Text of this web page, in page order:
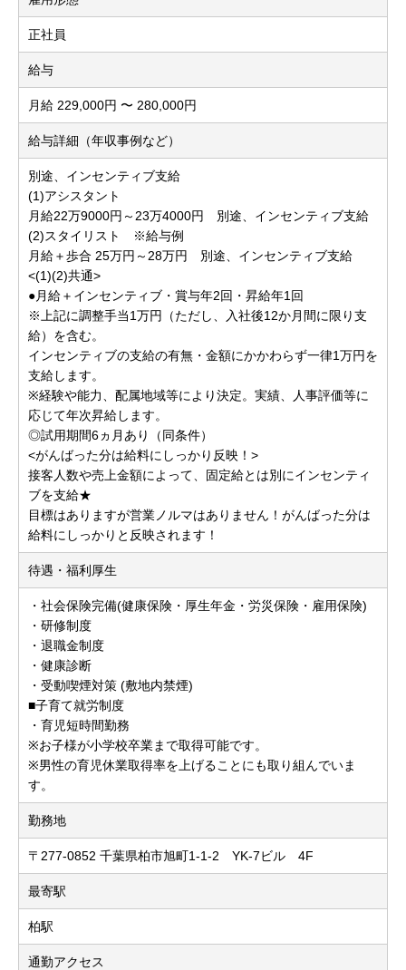
正社員
給与
月給 229,000円 〜 280,000円
給与詳細（年収事例など）
別途、インセンティブ支給
(1)アシスタント
月給22万9000円～23万4000円 別途、インセンティブ支給
(2)スタイリスト ※給与例
月給＋歩合 25万円～28万円 別途、インセンティブ支給
<(1)(2)共通>
●月給＋インセンティブ・賞与年2回・昇給年1回
※上記に調整手当1万円（ただし、入社後12か月間に限り支
給）を含む。
インセンティブの支給の有無・金額にかかわらず一律1万円を
支給します。
※経験や能力、配属地域等により決定。実績、人事評価等に
応じて年次昇給します。
◎試用期間6ヵ月あり（同条件）
<がんばった分は給料にしっかり反映！>
接客人数や売上金額によって、固定給とは別にインセンティ
ブを支給★
目標はありますが営業ノルマはありません！がんばった分は
給料にしっかりと反映されます！
待遇・福利厚生
・社会保険完備(健康保険・厚生年金・労災保険・雇用保険)
・研修制度
・退職金制度
・健康診断
・受動喫煙対策 (敷地内禁煙)
■子育て就労制度
・育児短時間勤務
※お子様が小学校卒業まで取得可能です。
※男性の育児休業取得率を上げることにも取り組んでいま
す。
勤務地
〒277-0852 千葉県柏市旭町1-1-2 YK-7ビル 4F
最寄駅
柏駅
通勤アクセス